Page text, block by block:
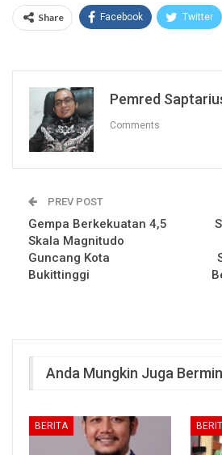
Share Facebook Twitter
Pemred
Comments
PREV POST
Gempa Berkekuatan 4,5
Skala Magnitudo
Guncang Kota
Bukittinggi
Anda Mungkin Juga
BERITA